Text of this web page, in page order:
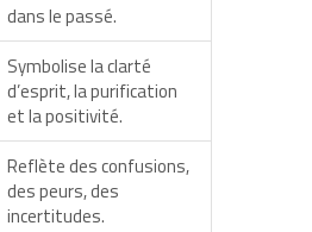
dans le passé.
Symbolise la clarté
d’esprit, la purification
et la positivité.
Reflète des confusions,
des peurs, des
incertitudes.